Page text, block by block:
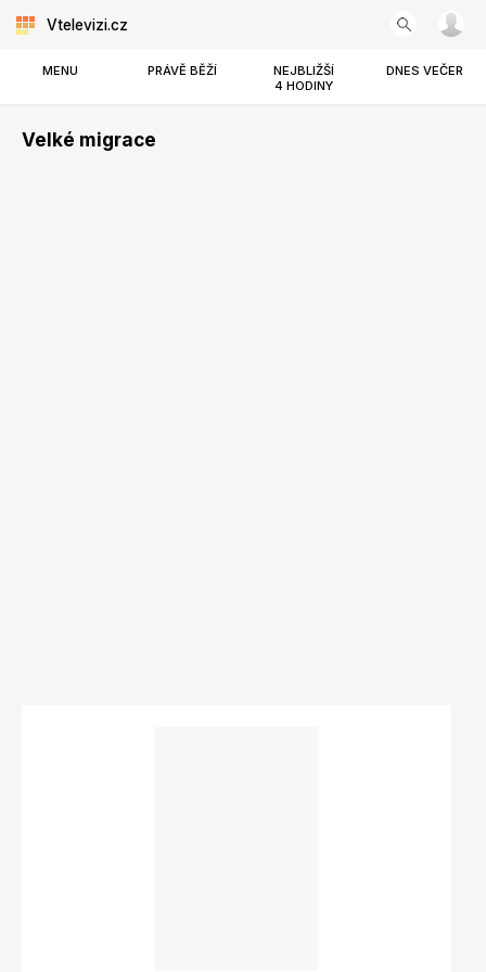
Vtelevizi.cz
MENU PRÁVĚ BĚŽÍ
NEJBLIŽŠÍ
4 HODINY
DNES VEČER
Velké migrace